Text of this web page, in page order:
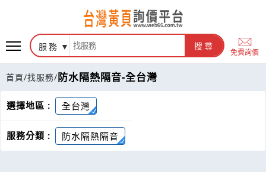
服務 搜尋
免費詢價
首頁/找服務/防水隔熱隔音-全台灣
選擇地區 : 全台灣
服務分類 : 防水隔熱隔音